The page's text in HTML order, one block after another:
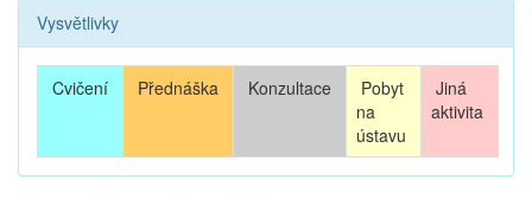
Vysvětlivky
Cvičení Přednáška Konzultace
Pobyt
na
ústavu
Jiná
aktivita